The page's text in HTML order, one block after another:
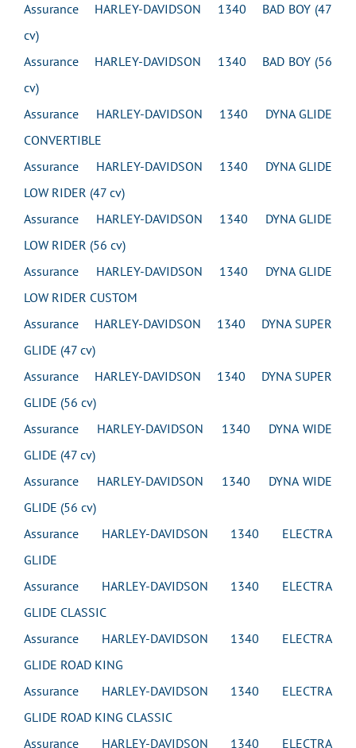
Assurance HARLEY-DAVIDSON 1340 BAD BOY (47
cv)
Assurance HARLEY-DAVIDSON 1340 BAD BOY (56
cv)
Assurance HARLEY-DAVIDSON 1340 DYNA GLIDE
CONVERTIBLE
Assurance HARLEY-DAVIDSON 1340 DYNA GLIDE
LOW RIDER (47 cv)
Assurance HARLEY-DAVIDSON 1340 DYNA GLIDE
LOW RIDER (56 cv)
Assurance HARLEY-DAVIDSON 1340 DYNA GLIDE
LOW RIDER CUSTOM
Assurance HARLEY-DAVIDSON 1340 DYNA SUPER
GLIDE (47 cv)
Assurance HARLEY-DAVIDSON 1340 DYNA SUPER
GLIDE (56 cv)
Assurance HARLEY-DAVIDSON 1340 DYNA WIDE
GLIDE (47 cv)
Assurance HARLEY-DAVIDSON 1340 DYNA WIDE
GLIDE (56 cv)
Assurance HARLEY-DAVIDSON 1340 ELECTRA
GLIDE
Assurance HARLEY-DAVIDSON 1340 ELECTRA
GLIDE CLASSIC
Assurance HARLEY-DAVIDSON 1340 ELECTRA
GLIDE ROAD KING
Assurance HARLEY-DAVIDSON 1340 ELECTRA
GLIDE ROAD KING CLASSIC
Assurance HARLEY-DAVIDSON 1340 ELECTRA